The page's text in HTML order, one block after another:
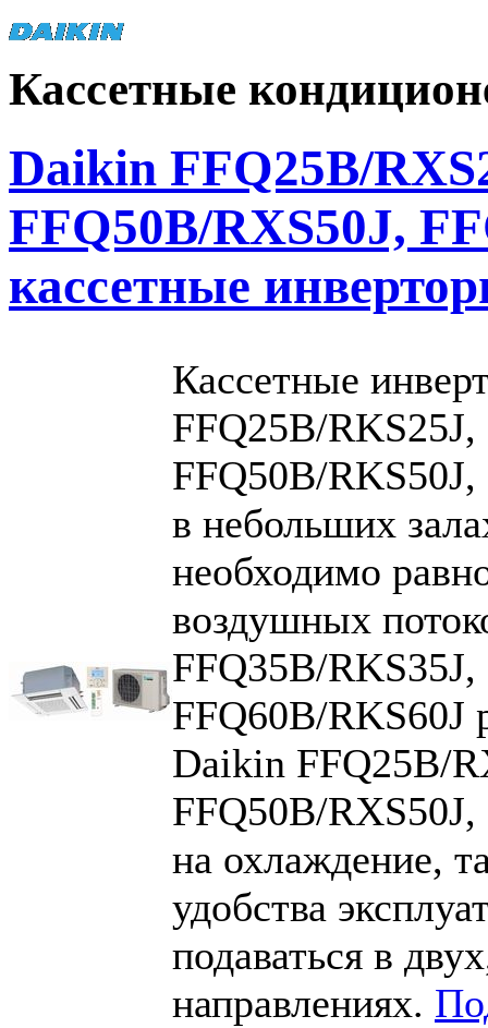
Кассетные
Daikin FFQ25B/
FFQ50B/RXS50J,
кассетные
Кассетные
FFQ25B/
FFQ50B/
в небольших
необходимо
воздушных
FFQ35B/
FFQ60B/RKS60J
Daikin FFQ25B/
FFQ50B/
на охлаждение,
удобства
подаваться в
направлениях.